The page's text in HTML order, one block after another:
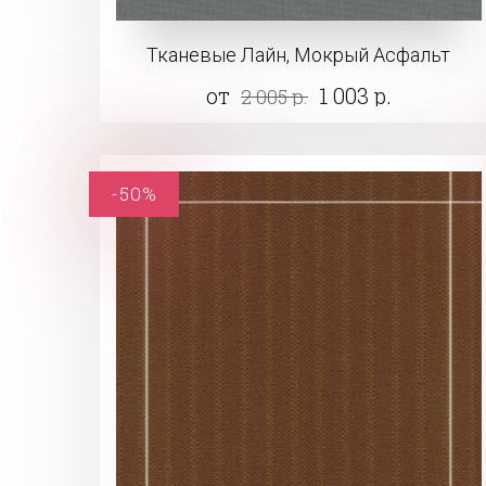
Тканевые Лайн, Мокрый Асфальт
от 2 005 р. 1 003 р.
-50%